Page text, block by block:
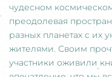
чудесном
преодолевая
разных планетах с их
жителями. Своим
участники оживили